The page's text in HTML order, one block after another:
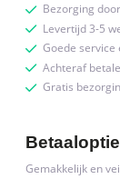
Bezorging
Levertijd 3-5
Goede service
Achteraf
Gratis
Gemakkelijk en